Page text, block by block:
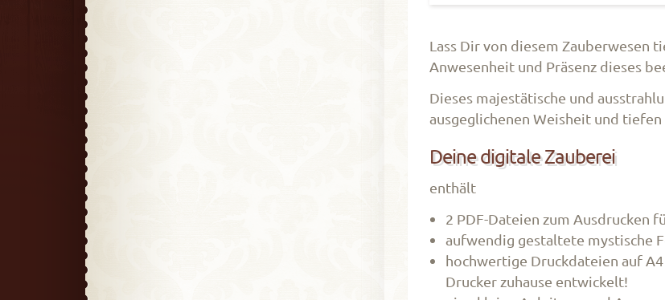
Lass Dir von diesem Zauberwesen
Anwesenheit und Präsenz dieses
Dieses majestätische und
ausgeglichenen Weisheit und
Deine digitale Zauberei
enthält
2 PDF-Dateien zum Ausdrucken
aufwendig gestaltete mystische
hochwertige Druckdateien auf
Drucker zuhause entwickelt!